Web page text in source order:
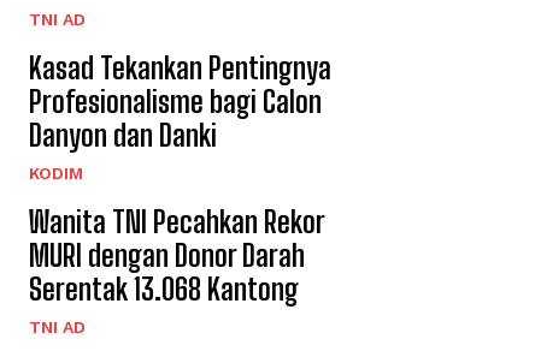
TNI AD
Kasad Tekankan Pentingnya
Profesionalisme bagi Calon
Danyon dan Danki
KODIM
Wanita TNI Pecahkan Rekor
MURI dengan Donor Darah
Serentak 13.068 Kantong
TNI AD